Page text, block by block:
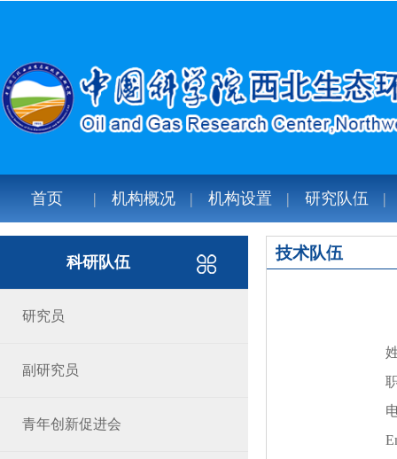
首页 机构概况 机构设置 研究队伍
技术队伍
科研队伍
研究员
副研究员
青年创新促进会